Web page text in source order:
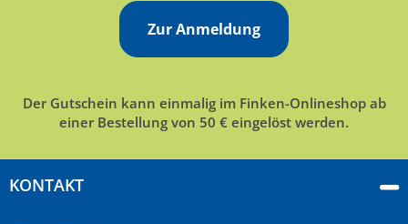
Zur Anmeldung
Der Gutschein kann einmalig im Finken-Onlineshop ab
einer Bestellung von 50 € eingelöst werden.
KONTAKT